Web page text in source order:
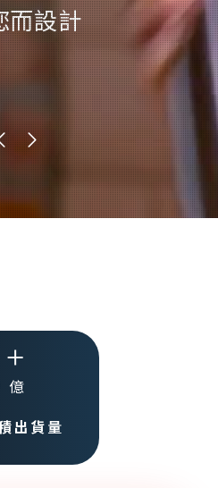
而設計
億
出貨量